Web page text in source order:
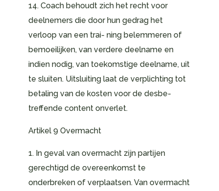
14. Coach behoudt zich het recht voor
deelnemers die door hun gedrag het
verloop van een trai- ning belemmeren of
bemoeilijken, van verdere deelname en
indien nodig, van toekomstige deelname, uit
te sluiten. Uitsluiting laat de verplichting tot
betaling van de kosten voor de desbe-
treffende content onverlet.
Artikel 9 Overmacht
1. In geval van overmacht zijn partijen
gerechtigd de overeenkomst te
onderbreken of verplaatsen. Van overmacht